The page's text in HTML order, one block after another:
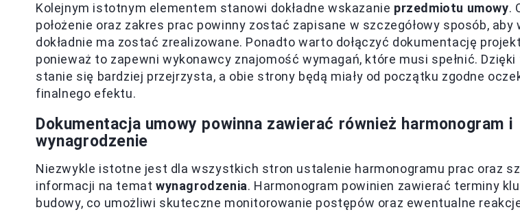
Kolejnym istotnym elementem stanowi dokładne wskazanie przedmiotu umowy.
położenie oraz zakres prac powinny zostać zapisane w szczegółowy sposób, aby
dokładnie ma zostać zrealizowane. Ponadto warto dołączyć dokumentację
ponieważ to zapewni wykonawcy znajomość wymagań, które musi spełnić.
stanie się bardziej przejrzysta, a obie strony będą miały od początku zgodne
finalnego efektu.
Dokumentacja umowy powinna zawierać również harmonogram i
wynagrodzenie
Niezwykle istotne jest dla wszystkich stron ustalenie harmonogramu prac oraz
informacji na tematwynagrodzenia. Harmonogram powinien zawierać terminy
budowy, co umożliwi skuteczne monitorowanie postępów oraz ewentualne